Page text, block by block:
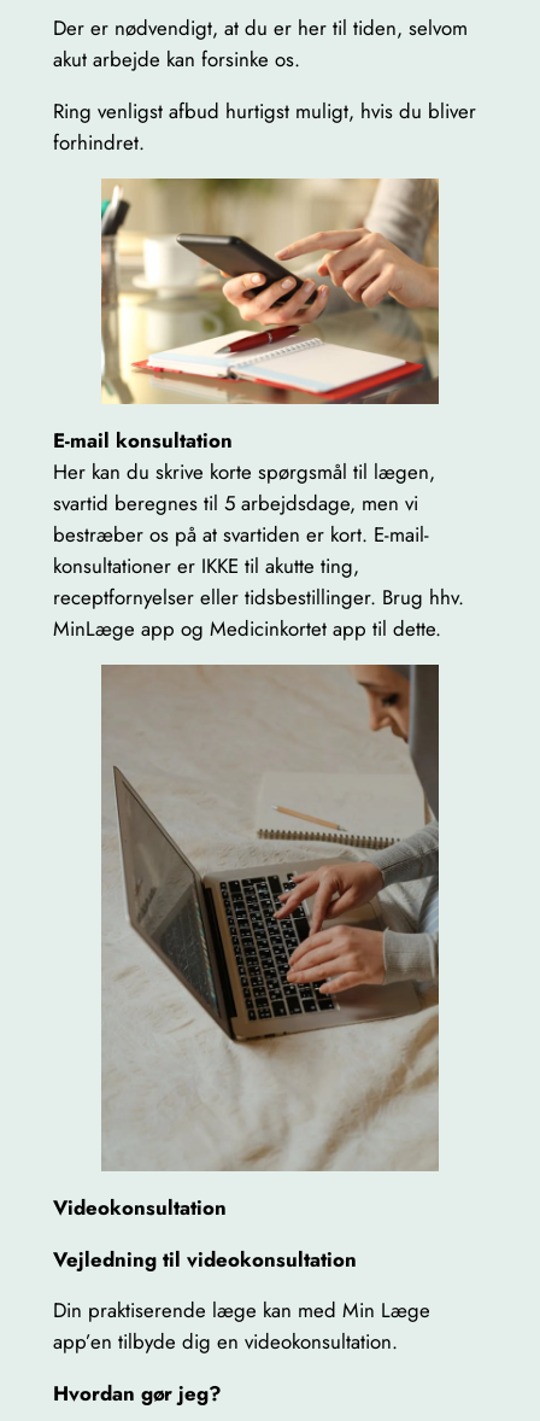
Der er nødvendigt, at du er her til tiden, selvom
akut arbejde kan forsinke os.
Ring venligst afbud hurtigst muligt, hvis du bliver
forhindret.
E-mail konsultation
Her kan du skrive korte spørgsmål til lægen,
svartid beregnes til 5 arbejdsdage, men vi
bestræber os på at svartiden er kort. E-mail-
konsultationer er IKKE til akutte ting,
receptfornyelser eller tidsbestillinger. Brug hhv.
MinLæge app og Medicinkortet app til dette.
Videokonsultation
Vejledning til videokonsultation
Din praktiserende læge kan med Min Læge
app’en tilbyde dig en videokonsultation.
Hvordan gør jeg?